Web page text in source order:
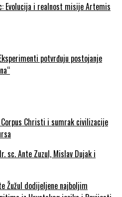
Evolucija i realnost misije Artemis
potvrđuju postojanje
Christi i sumrak civilizacije
Žužul dodijeljene najboljim